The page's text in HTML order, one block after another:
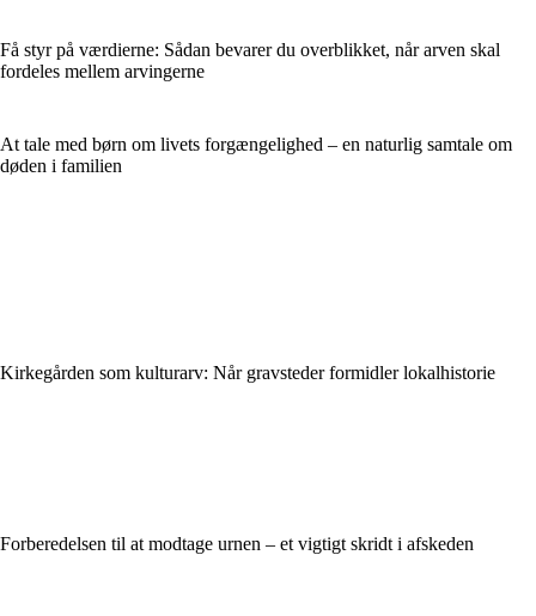
Få styr på værdierne: Sådan bevarer du overblikket, når arven skal
fordeles mellem arvingerne
At tale med børn om livets forgængelighed – en naturlig samtale om
døden i familien
Kirkegården som kulturarv: Når gravsteder formidler lokalhistorie
Forberedelsen til at modtage urnen – et vigtigt skridt i afskeden